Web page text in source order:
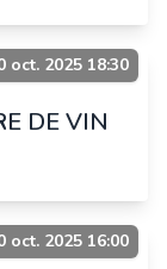
oct. 2025 18:30
DE VIN
oct. 2025 16:00